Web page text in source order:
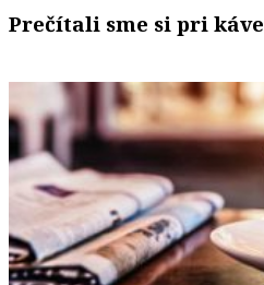
Prečítali sme si pri káve